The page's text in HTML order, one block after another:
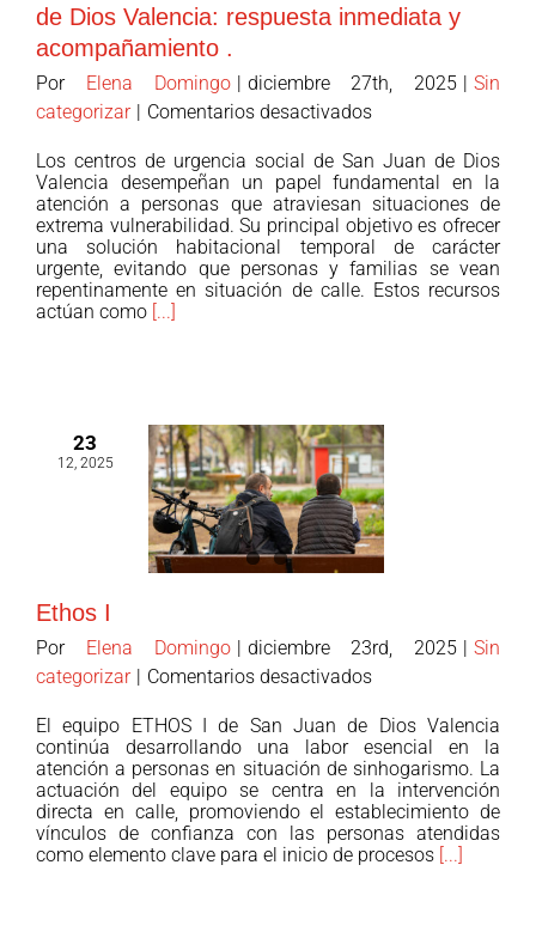
de Dios Valencia: respuesta inmediata y
acompañamiento .
Por Elena Domingo | diciembre 27th, 2025 | Sin
categorizar | Comentarios desactivadosen
centros
de
urgencia
social
de
Valencia:
respuesta
inmediata
y
acompañamiento
.
Los centros de urgencia social de San Juan de Dios
Valencia desempeñan un papel fundamental en la
atención a personas que atraviesan situaciones de
extrema vulnerabilidad. Su principal objetivo es ofrecer
una solución habitacional temporal de carácter
urgente, evitando que personas y familias se vean
repentinamente en situación de calle. Estos recursos
actúan como [...]
23
12, 2025
Ethos I
Por Elena Domingo diciembre 23rd, 2025
Sin
categorizar
Comentarios desactivadosen
El equipo ETHOS I de San Juan de Dios Valencia
continúa desarrollando una labor esencial en la
atención a personas en situación de sinhogarismo. La
actuación del equipo se centra en la intervención
directa en calle, promoviendo el establecimiento de
vínculos de confianza con las personas atendidas
como elemento clave para el inicio de procesos [...]